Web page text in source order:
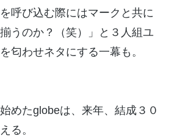
呼び込む際にはマークと共に
揃うのか？（笑）」と３人組ユ
匂わせネタにする一幕も。
めたglobeは、来年、結成３０
る。